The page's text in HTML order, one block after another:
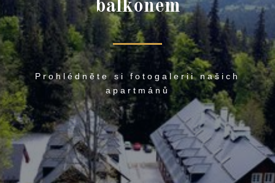
balkonem
Prohlédněte si fotogalerii našich
apartmánů